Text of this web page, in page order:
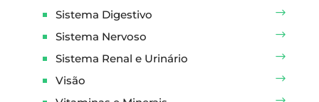
Sistema Digestivo
Sistema Nervoso
Sistema Renal e Urinário
Visão